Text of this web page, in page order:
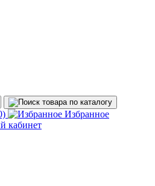
Избранное
кабинет